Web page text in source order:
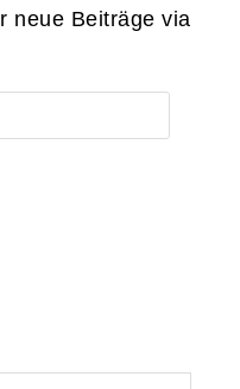
neue Beiträge via